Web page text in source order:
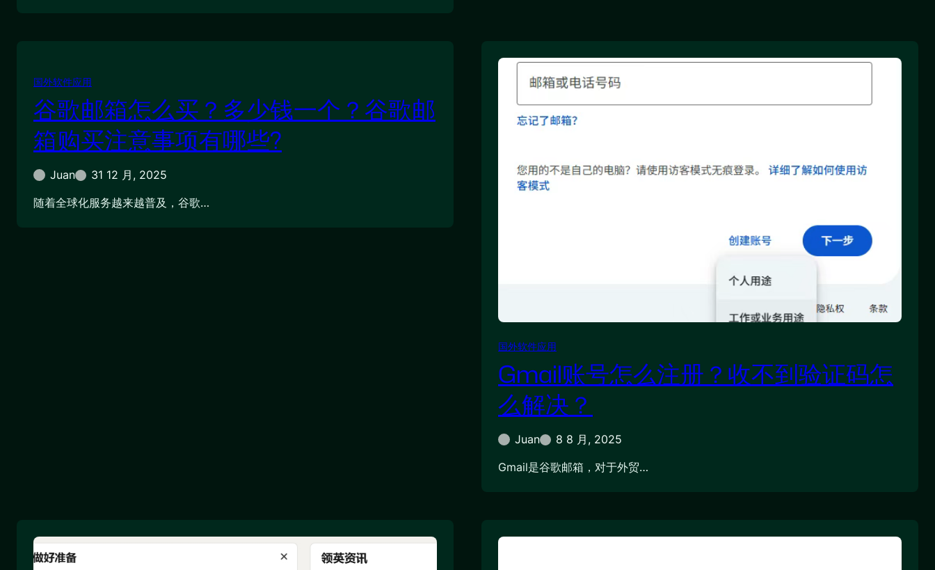
国外软件应用
谷歌邮箱怎么买？多少钱一个？谷歌邮
箱购买注意事项有哪些?
Juan
31 12 月, 2025
随着全球化服务越来越普及，谷歌…
国外软件应用
Gmail账号怎么注册？收不到验证码怎
么解决？
Juan
8 8 月, 2025
Gmail是谷歌邮箱，对于外贸…